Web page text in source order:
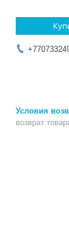
возврат